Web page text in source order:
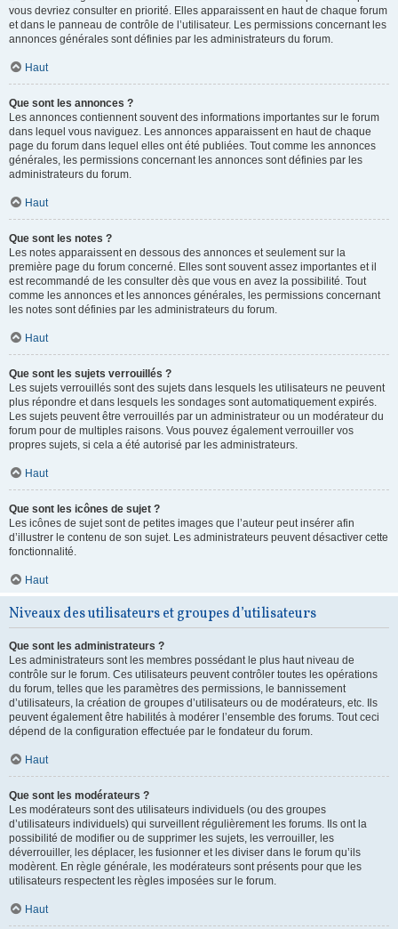
vous devriez consulter en priorité. Elles apparaissent en haut de chaque forum
et dans le panneau de contrôle de l’utilisateur. Les permissions concernant les
annonces générales sont définies par les administrateurs du forum.
Haut
Que sont les annonces ?
Les annonces contiennent souvent des informations importantes sur le forum
dans lequel vous naviguez. Les annonces apparaissent en haut de chaque
page du forum dans lequel elles ont été publiées. Tout comme les annonces
générales, les permissions concernant les annonces sont définies par les
administrateurs du forum.
Haut
Que sont les notes ?
Les notes apparaissent en dessous des annonces et seulement sur la
première page du forum concerné. Elles sont souvent assez importantes et il
est recommandé de les consulter dès que vous en avez la possibilité. Tout
comme les annonces et les annonces générales, les permissions concernant
les notes sont définies par les administrateurs du forum.
Haut
Que sont les sujets verrouillés ?
Les sujets verrouillés sont des sujets dans lesquels les utilisateurs ne peuvent
plus répondre et dans lesquels les sondages sont automatiquement expirés.
Les sujets peuvent être verrouillés par un administrateur ou un modérateur du
forum pour de multiples raisons. Vous pouvez également verrouiller vos
propres sujets, si cela a été autorisé par les administrateurs.
Haut
Que sont les icônes de sujet ?
Les icônes de sujet sont de petites images que l’auteur peut insérer afin
d’illustrer le contenu de son sujet. Les administrateurs peuvent désactiver cette
fonctionnalité.
Haut
Niveaux des utilisateurs et groupes d’utilisateurs
Que sont les administrateurs ?
Les administrateurs sont les membres possédant le plus haut niveau de
contrôle sur le forum. Ces utilisateurs peuvent contrôler toutes les opérations
du forum, telles que les paramètres des permissions, le bannissement
d’utilisateurs, la création de groupes d’utilisateurs ou de modérateurs, etc. Ils
peuvent également être habilités à modérer l’ensemble des forums. Tout ceci
dépend de la configuration effectuée par le fondateur du forum.
Haut
Que sont les modérateurs ?
Les modérateurs sont des utilisateurs individuels (ou des groupes
d’utilisateurs individuels) qui surveillent régulièrement les forums. Ils ont la
possibilité de modifier ou de supprimer les sujets, les verrouiller, les
déverrouiller, les déplacer, les fusionner et les diviser dans le forum qu’ils
modèrent. En règle générale, les modérateurs sont présents pour que les
utilisateurs respectent les règles imposées sur le forum.
Haut